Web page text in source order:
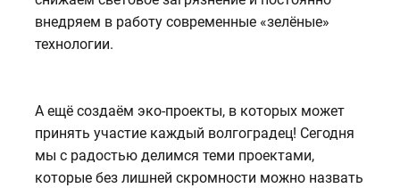
внедряем в работу современные «зелёные»
технологии.
А ещё создаём эко-проекты, в которых может
принять участие каждый волгоградец! Сегодня
мы с радостью делимся теми проектами,
которые без лишней скромности можно назвать